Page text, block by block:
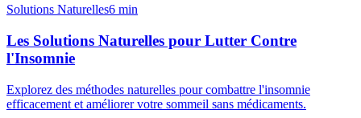
Solutions Naturelles6 min
Les Solutions Naturelles pour Lutter Contre
l'Insomnie
Explorez des méthodes naturelles pour combattre l'insomnie
efficacement et améliorer votre sommeil sans médicaments.